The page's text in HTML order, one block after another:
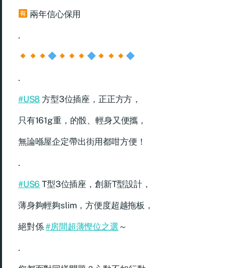
兩年信心保用
.
.
#US8 方型3位插座，正正方方，
只有161g重，的骰、輕身又便攜，
無論喺屋企定帶出街用都咁方便！
.
#US6 T型3位插座，創新T型設計，
薄身夠輕夠slim，方便度超越拖板，
絕對係#房間超薄慳位之選 ～
.